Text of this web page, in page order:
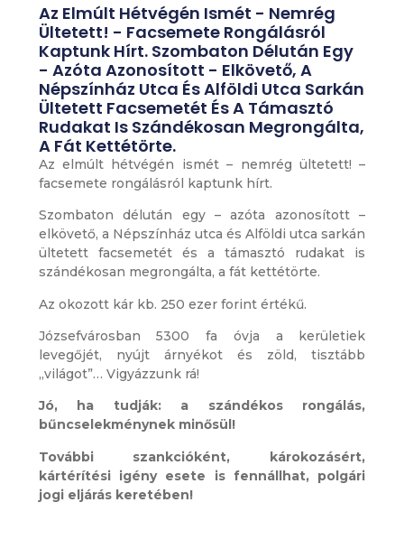
Az Elmúlt Hétvégén Ismét - Nemrég
Ültetett! - Facsemete Rongálásról
Kaptunk Hírt. Szombaton Délután Egy
- Azóta Azonosított - Elkövető, A
Népszínház Utca És Alföldi Utca Sarkán
Ültetett Facsemetét És A Támasztó
Rudakat Is Szándékosan Megrongálta,
A Fát Kettétörte.
Az elmúlt hétvégén ismét – nemrég ültetett! –
facsemete rongálásról kaptunk hírt.
Szombaton délután egy – azóta azonosított –
elkövető, a Népszínház utca és Alföldi utca sarkán
ültetett facsemetét és a támasztó rudakat is
szándékosan megrongálta, a fát kettétörte.
Az okozott kár kb. 250 ezer forint értékű.
Józsefvárosban 5300 fa óvja a kerületiek
levegőjét, nyújt árnyékot és zöld, tisztább
„világot”… Vigyázzunk rá!
Jó, ha tudják: a szándékos rongálás,
bűncselekménynek minősül!
További szankcióként, károkozásért,
kártérítési igény esete is fennállhat, polgári
jogi eljárás keretében!